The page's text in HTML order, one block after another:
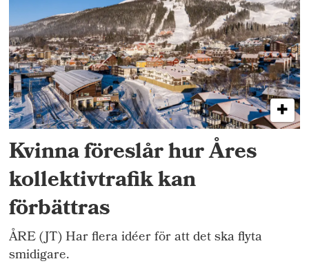
Kvinna föreslår hur Åres
kollektivtrafik kan
förbättras
ÅRE (JT) Har flera idéer för att det ska flyta
smidigare.